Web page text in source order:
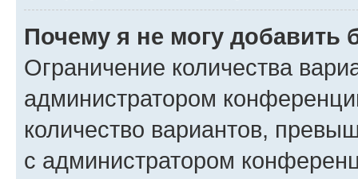
Почему я не могу добавить
Ограничение количества
администратором
количество вариантов,
с администратором